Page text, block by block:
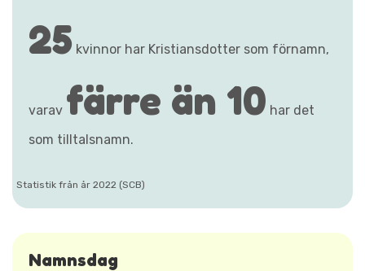
25 kvinnor har Kristiansdotter som förnamn,
varav färre än 10 har det
som tilltalsnamn.
Statistik från år 2022 (SCB)
Namnsdag